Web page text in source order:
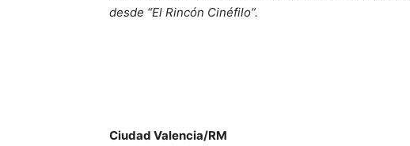
desde “El Rincón Cinéfilo”.
Ciudad Valencia/RM